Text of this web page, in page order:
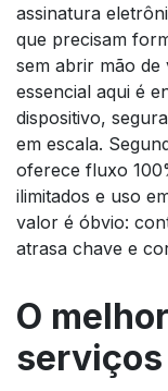
assinatura
que precisam
sem abrir mão de
essencial aqui é
dispositivo,
em escala.
oferece fluxo
ilimitados e uso
valor é óbvio:
atrasa chave e
O
serviços